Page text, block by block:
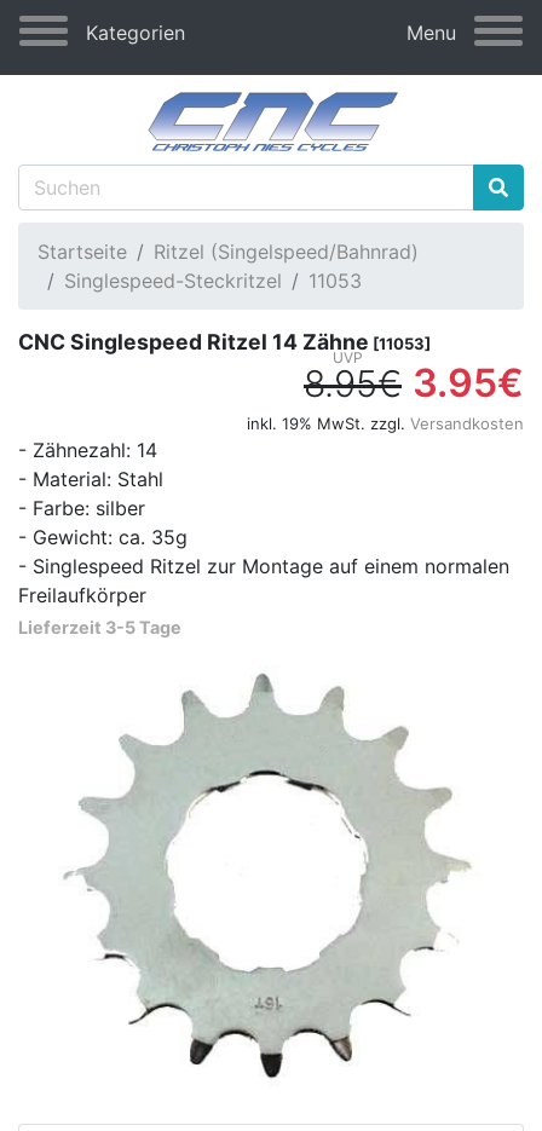
Kategorien Menu
Startseite
Ritzel (Singelspeed/Bahnrad)
Singlespeed-Steckritzel
11053
CNC Singlespeed Ritzel 14 Zähne [11053]
8.95€ 3.95€
inkl. 19% MwSt. zzgl. Versandkosten
- Zähnezahl: 14
- Material: Stahl
- Farbe: silber
- Gewicht: ca. 35g
- Singlespeed Ritzel zur Montage auf einem normalen
Freilaufkörper
Lieferzeit 3-5 Tage